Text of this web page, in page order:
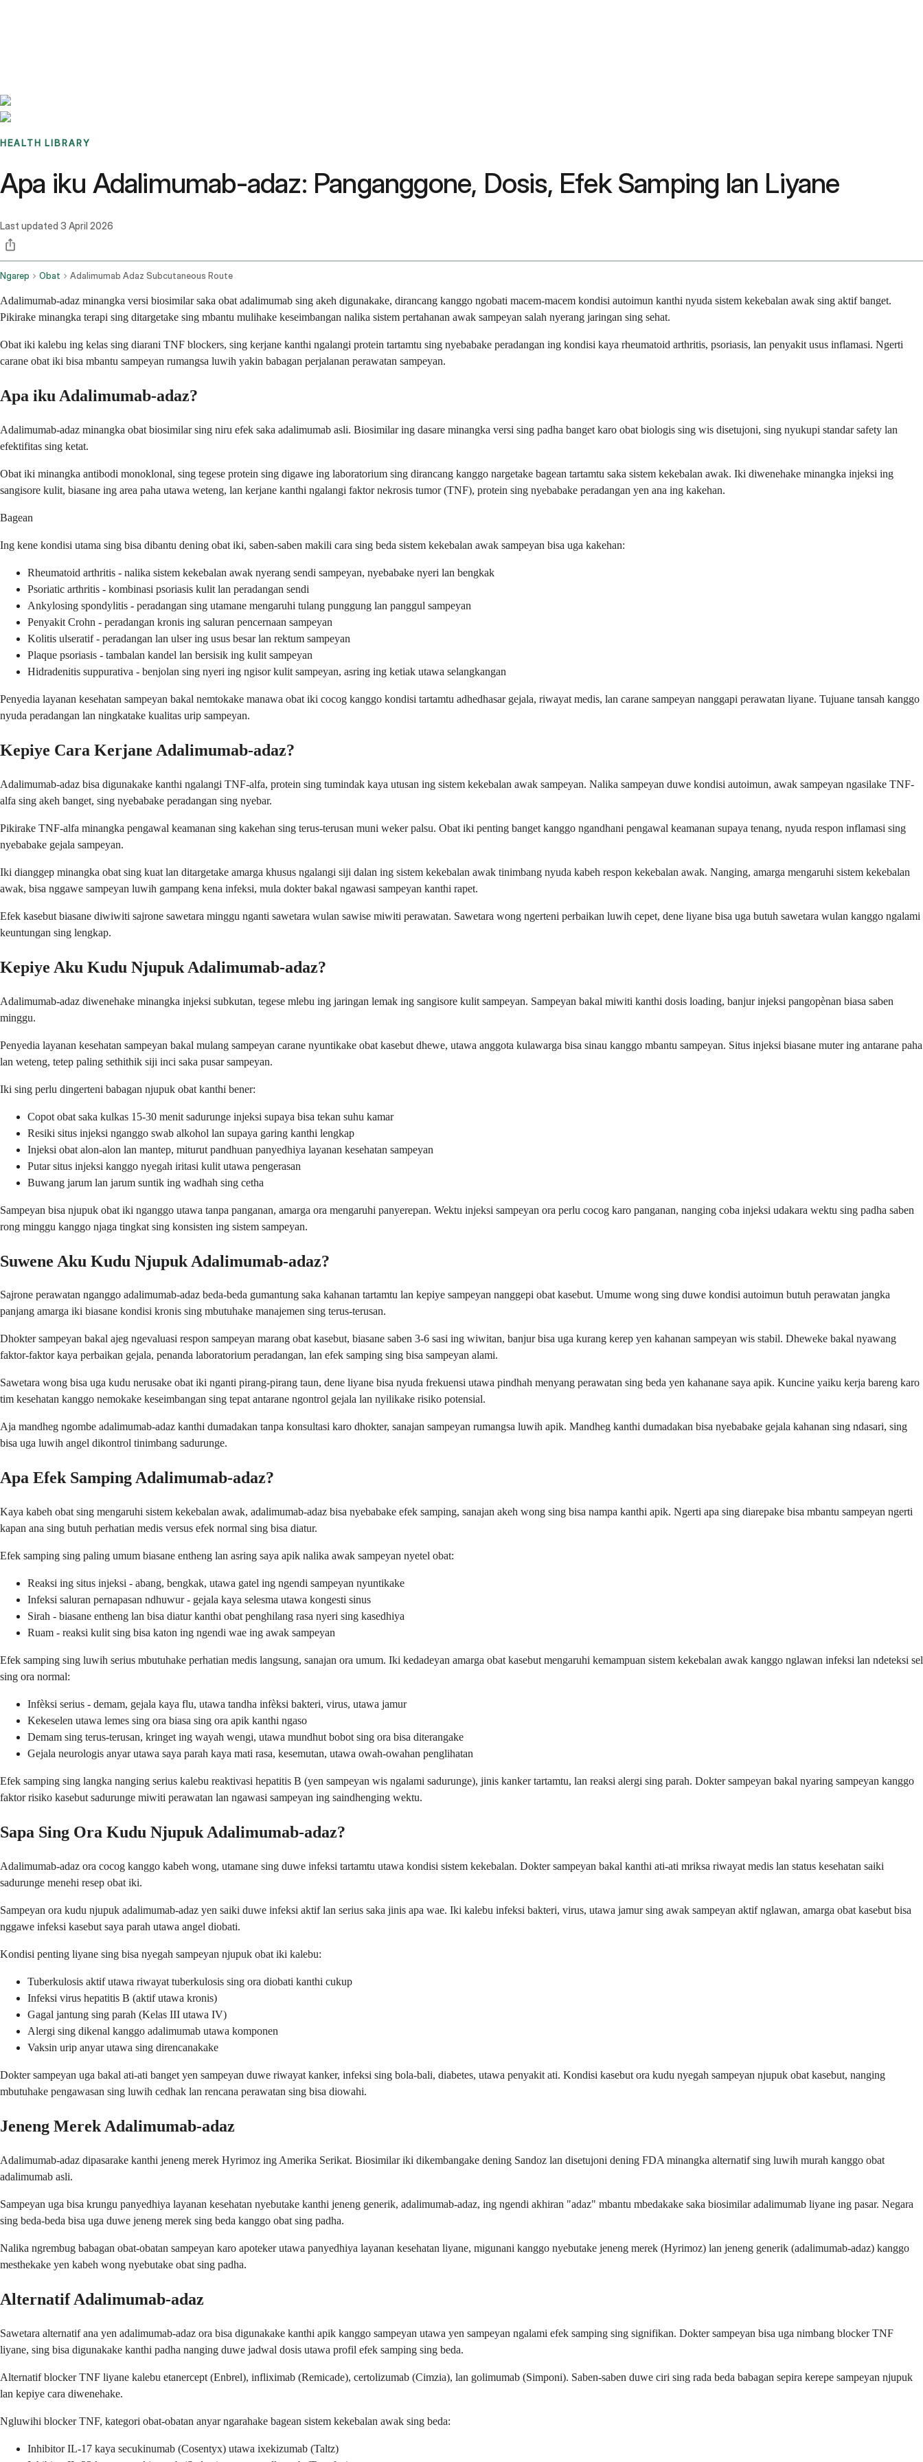
HEALTH LIBRARY
Apa iku Adalimumab-adaz: Panganggone, Dosis, Efek Samping lan Liyane
Last updated 3 April 2026
Ngarep Obat Adalimumab Adaz Subcutaneous Route
Adalimumab-adaz minangka versi biosimilar saka obat adalimumab sing akeh digunakake, dirancang kanggo ngobati macem-macem kondisi autoimun kanthi nyuda sistem kekebalan awak sing aktif banget.
Pikirake minangka terapi sing ditargetake sing mbantu mulihake keseimbangan nalika sistem pertahanan awak sampeyan salah nyerang jaringan sing sehat.
Obat iki kalebu ing kelas sing diarani TNF blockers, sing kerjane kanthi ngalangi protein tartamtu sing nyebabake peradangan ing kondisi kaya rheumatoid arthritis, psoriasis, lan penyakit usus inflamasi. Ngerti
carane obat iki bisa mbantu sampeyan rumangsa luwih yakin babagan perjalanan perawatan sampeyan.
Apa iku Adalimumab-adaz?
Adalimumab-adaz minangka obat biosimilar sing niru efek saka adalimumab asli. Biosimilar ing dasare minangka versi sing padha banget karo obat biologis sing wis disetujoni, sing nyukupi standar safety lan
efektifitas sing ketat.
Obat iki minangka antibodi monoklonal, sing tegese protein sing digawe ing laboratorium sing dirancang kanggo nargetake bagean tartamtu saka sistem kekebalan awak. Iki diwenehake minangka injeksi ing
sangisore kulit, biasane ing area paha utawa weteng, lan kerjane kanthi ngalangi faktor nekrosis tumor (TNF), protein sing nyebabake peradangan yen ana ing kakehan.
Bagean
Ing kene kondisi utama sing bisa dibantu dening obat iki, saben-saben makili cara sing beda sistem kekebalan awak sampeyan bisa uga kakehan:
Rheumatoid arthritis - nalika sistem kekebalan awak nyerang sendi sampeyan, nyebabake nyeri lan bengkak
Psoriatic arthritis - kombinasi psoriasis kulit lan peradangan sendi
Ankylosing spondylitis - peradangan sing utamane mengaruhi tulang punggung lan panggul sampeyan
Penyakit Crohn - peradangan kronis ing saluran pencernaan sampeyan
Kolitis ulseratif - peradangan lan ulser ing usus besar lan rektum sampeyan
Plaque psoriasis - tambalan kandel lan bersisik ing kulit sampeyan
Hidradenitis suppurativa - benjolan sing nyeri ing ngisor kulit sampeyan, asring ing ketiak utawa selangkangan
Penyedia layanan kesehatan sampeyan bakal nemtokake manawa obat iki cocog kanggo kondisi tartamtu adhedhasar gejala, riwayat medis, lan carane sampeyan nanggapi perawatan liyane. Tujuane tansah kanggo
nyuda peradangan lan ningkatake kualitas urip sampeyan.
Kepiye Cara Kerjane Adalimumab-adaz?
Adalimumab-adaz bisa digunakake kanthi ngalangi TNF-alfa, protein sing tumindak kaya utusan ing sistem kekebalan awak sampeyan. Nalika sampeyan duwe kondisi autoimun, awak sampeyan ngasilake TNF-
alfa sing akeh banget, sing nyebabake peradangan sing nyebar.
Pikirake TNF-alfa minangka pengawal keamanan sing kakehan sing terus-terusan muni weker palsu. Obat iki penting banget kanggo ngandhani pengawal keamanan supaya tenang, nyuda respon inflamasi sing
nyebabake gejala sampeyan.
Iki dianggep minangka obat sing kuat lan ditargetake amarga khusus ngalangi siji dalan ing sistem kekebalan awak tinimbang nyuda kabeh respon kekebalan awak. Nanging, amarga mengaruhi sistem kekebalan
awak, bisa nggawe sampeyan luwih gampang kena infeksi, mula dokter bakal ngawasi sampeyan kanthi rapet.
Efek kasebut biasane diwiwiti sajrone sawetara minggu nganti sawetara wulan sawise miwiti perawatan. Sawetara wong ngerteni perbaikan luwih cepet, dene liyane bisa uga butuh sawetara wulan kanggo ngalami
keuntungan sing lengkap.
Kepiye Aku Kudu Njupuk Adalimumab-adaz?
Adalimumab-adaz diwenehake minangka injeksi subkutan, tegese mlebu ing jaringan lemak ing sangisore kulit sampeyan. Sampeyan bakal miwiti kanthi dosis loading, banjur injeksi pangopènan biasa saben
minggu.
Penyedia layanan kesehatan sampeyan bakal mulang sampeyan carane nyuntikake obat kasebut dhewe, utawa anggota kulawarga bisa sinau kanggo mbantu sampeyan. Situs injeksi biasane muter ing antarane paha
lan weteng, tetep paling sethithik siji inci saka pusar sampeyan.
Iki sing perlu dingerteni babagan njupuk obat kanthi bener:
Copot obat saka kulkas 15-30 menit sadurunge injeksi supaya bisa tekan suhu kamar
Resiki situs injeksi nganggo swab alkohol lan supaya garing kanthi lengkap
Injeksi obat alon-alon lan mantep, miturut pandhuan panyedhiya layanan kesehatan sampeyan
Putar situs injeksi kanggo nyegah iritasi kulit utawa pengerasan
Buwang jarum lan jarum suntik ing wadhah sing cetha
Sampeyan bisa njupuk obat iki nganggo utawa tanpa panganan, amarga ora mengaruhi panyerepan. Wektu injeksi sampeyan ora perlu cocog karo panganan, nanging coba injeksi udakara wektu sing padha saben
rong minggu kanggo njaga tingkat sing konsisten ing sistem sampeyan.
Suwene Aku Kudu Njupuk Adalimumab-adaz?
Sajrone perawatan nganggo adalimumab-adaz beda-beda gumantung saka kahanan tartamtu lan kepiye sampeyan nanggepi obat kasebut. Umume wong sing duwe kondisi autoimun butuh perawatan jangka
panjang amarga iki biasane kondisi kronis sing mbutuhake manajemen sing terus-terusan.
Dhokter sampeyan bakal ajeg ngevaluasi respon sampeyan marang obat kasebut, biasane saben 3-6 sasi ing wiwitan, banjur bisa uga kurang kerep yen kahanan sampeyan wis stabil. Dheweke bakal nyawang
faktor-faktor kaya perbaikan gejala, penanda laboratorium peradangan, lan efek samping sing bisa sampeyan alami.
Sawetara wong bisa uga kudu nerusake obat iki nganti pirang-pirang taun, dene liyane bisa nyuda frekuensi utawa pindhah menyang perawatan sing beda yen kahanane saya apik. Kuncine yaiku kerja bareng karo
tim kesehatan kanggo nemokake keseimbangan sing tepat antarane ngontrol gejala lan nyilikake risiko potensial.
Aja mandheg ngombe adalimumab-adaz kanthi dumadakan tanpa konsultasi karo dhokter, sanajan sampeyan rumangsa luwih apik. Mandheg kanthi dumadakan bisa nyebabake gejala kahanan sing ndasari, sing
bisa uga luwih angel dikontrol tinimbang sadurunge.
Apa Efek Samping Adalimumab-adaz?
Kaya kabeh obat sing mengaruhi sistem kekebalan awak, adalimumab-adaz bisa nyebabake efek samping, sanajan akeh wong sing bisa nampa kanthi apik. Ngerti apa sing diarepake bisa mbantu sampeyan ngerti
kapan ana sing butuh perhatian medis versus efek normal sing bisa diatur.
Efek samping sing paling umum biasane entheng lan asring saya apik nalika awak sampeyan nyetel obat:
Reaksi ing situs injeksi - abang, bengkak, utawa gatel ing ngendi sampeyan nyuntikake
Infeksi saluran pernapasan ndhuwur - gejala kaya selesma utawa kongesti sinus
Sirah - biasane entheng lan bisa diatur kanthi obat penghilang rasa nyeri sing kasedhiya
Ruam - reaksi kulit sing bisa katon ing ngendi wae ing awak sampeyan
Efek samping sing luwih serius mbutuhake perhatian medis langsung, sanajan ora umum. Iki kedadeyan amarga obat kasebut mengaruhi kemampuan sistem kekebalan awak kanggo nglawan infeksi lan ndeteksi sel
sing ora normal:
Infèksi serius - demam, gejala kaya flu, utawa tandha infèksi bakteri, virus, utawa jamur
Kekeselen utawa lemes sing ora biasa sing ora apik kanthi ngaso
Demam sing terus-terusan, kringet ing wayah wengi, utawa mundhut bobot sing ora bisa diterangake
Gejala neurologis anyar utawa saya parah kaya mati rasa, kesemutan, utawa owah-owahan penglihatan
Efek samping sing langka nanging serius kalebu reaktivasi hepatitis B (yen sampeyan wis ngalami sadurunge), jinis kanker tartamtu, lan reaksi alergi sing parah. Dokter sampeyan bakal nyaring sampeyan kanggo
faktor risiko kasebut sadurunge miwiti perawatan lan ngawasi sampeyan ing saindhenging wektu.
Sapa Sing Ora Kudu Njupuk Adalimumab-adaz?
Adalimumab-adaz ora cocog kanggo kabeh wong, utamane sing duwe infeksi tartamtu utawa kondisi sistem kekebalan. Dokter sampeyan bakal kanthi ati-ati mriksa riwayat medis lan status kesehatan saiki
sadurunge menehi resep obat iki.
Sampeyan ora kudu njupuk adalimumab-adaz yen saiki duwe infeksi aktif lan serius saka jinis apa wae. Iki kalebu infeksi bakteri, virus, utawa jamur sing awak sampeyan aktif nglawan, amarga obat kasebut bisa
nggawe infeksi kasebut saya parah utawa angel diobati.
Kondisi penting liyane sing bisa nyegah sampeyan njupuk obat iki kalebu:
Tuberkulosis aktif utawa riwayat tuberkulosis sing ora diobati kanthi cukup
Infeksi virus hepatitis B (aktif utawa kronis)
Gagal jantung sing parah (Kelas III utawa IV)
Alergi sing dikenal kanggo adalimumab utawa komponen
Vaksin urip anyar utawa sing direncanakake
Dokter sampeyan uga bakal ati-ati banget yen sampeyan duwe riwayat kanker, infeksi sing bola-bali, diabetes, utawa penyakit ati. Kondisi kasebut ora kudu nyegah sampeyan njupuk obat kasebut, nanging
mbutuhake pengawasan sing luwih cedhak lan rencana perawatan sing bisa diowahi.
Jeneng Merek Adalimumab-adaz
Adalimumab-adaz dipasarake kanthi jeneng merek Hyrimoz ing Amerika Serikat. Biosimilar iki dikembangake dening Sandoz lan disetujoni dening FDA minangka alternatif sing luwih murah kanggo obat
adalimumab asli.
Sampeyan uga bisa krungu panyedhiya layanan kesehatan nyebutake kanthi jeneng generik, adalimumab-adaz, ing ngendi akhiran "adaz" mbantu mbedakake saka biosimilar adalimumab liyane ing pasar. Negara
sing beda-beda bisa uga duwe jeneng merek sing beda kanggo obat sing padha.
Nalika ngrembug babagan obat-obatan sampeyan karo apoteker utawa panyedhiya layanan kesehatan liyane, migunani kanggo nyebutake jeneng merek (Hyrimoz) lan jeneng generik (adalimumab-adaz) kanggo
mesthekake yen kabeh wong nyebutake obat sing padha.
Alternatif Adalimumab-adaz
Sawetara alternatif ana yen adalimumab-adaz ora bisa digunakake kanthi apik kanggo sampeyan utawa yen sampeyan ngalami efek samping sing signifikan. Dokter sampeyan bisa uga nimbang blocker TNF
liyane, sing bisa digunakake kanthi padha nanging duwe jadwal dosis utawa profil efek samping sing beda.
Alternatif blocker TNF liyane kalebu etanercept (Enbrel), infliximab (Remicade), certolizumab (Cimzia), lan golimumab (Simponi). Saben-saben duwe ciri sing rada beda babagan sepira kerepe sampeyan njupuk
lan kepiye cara diwenehake.
Ngluwihi blocker TNF, kategori obat-obatan anyar ngarahake bagean sistem kekebalan awak sing beda:
Inhibitor IL-17 kaya secukinumab (Cosentyx) utawa ixekizumab (Taltz)